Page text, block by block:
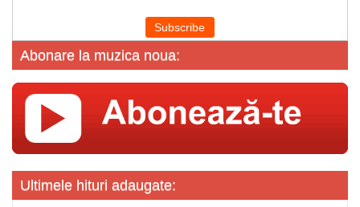
Abonare la muzica noua:
Ultimele hituri adaugate: